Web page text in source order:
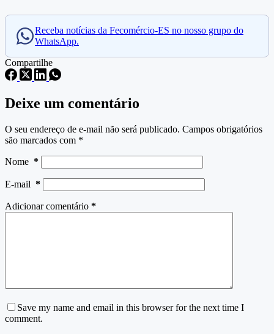
Receba notícias da Fecomércio-ES no nosso grupo do
WhatsApp.
Compartilhe
Deixe um comentário
O seu endereço de e-mail não será publicado. Campos obrigatórios
são marcados com *
Nome *
E-mail *
Adicionar comentário *
Save my name and email in this browser for the next time I
comment.